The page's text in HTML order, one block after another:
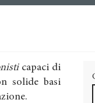
capaci di
solide basi